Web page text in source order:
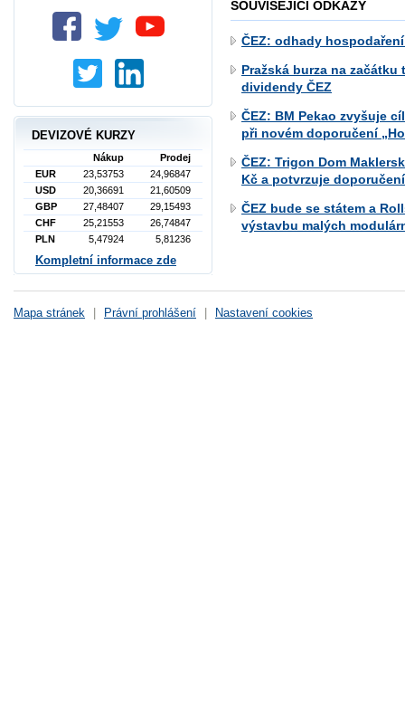
SOUVISEJÍCÍ ODKAZY
ČEZ: odhady hospodaření
Pražská burza na
dividendy ČEZ
ČEZ: BM Pekao zvyšuje
při novém doporučení
ČEZ: Trigon Dom
Kč a potvrzuje
ČEZ bude se státem a
výstavbu malých
DEVIZOVÉ KURZY
Nákup
Prodej
EUR
23,53753
24,96847
USD
20,36691
21,60509
GBP
27,48407
29,15493
CHF
25,21553
26,74847
PLN
5,47924 5,81236
Kompletní informace zde
Mapa stránek Právní prohlášení Nastavení cookies